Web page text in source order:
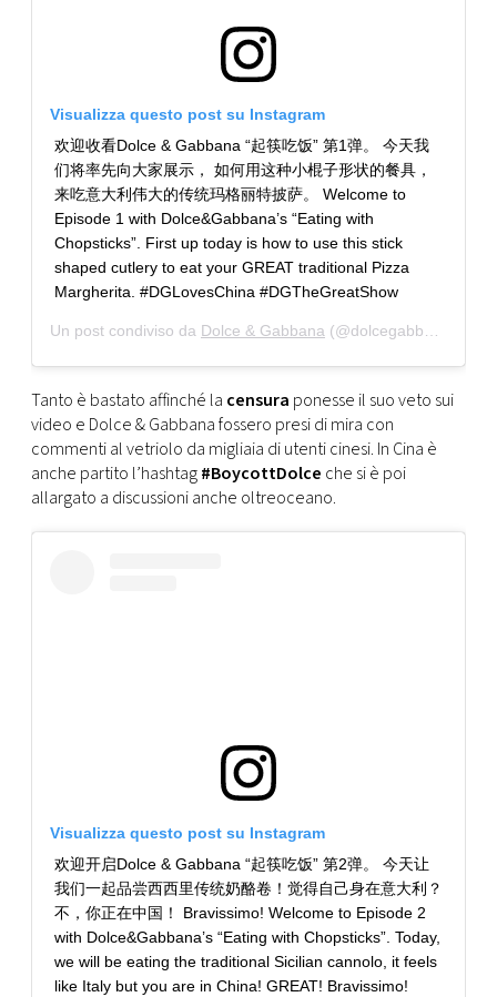
Visualizza questo post su Instagram
欢迎收看Dolce & Gabbana “起筷吃饭” 第1弹。 今天我
们将率先向大家展示， 如何用这种小棍子形状的餐具，
来吃意大利伟大的传统玛格丽特披萨。 Welcome to
Episode 1 with Dolce&Gabbana’s “Eating with
Chopsticks”. First up today is how to use this stick
shaped cutlery to eat your GREAT traditional Pizza
Margherita. #DGLovesChina #DGTheGreatShow
Un post condiviso da Dolce & Gabbana (@dolcegabbana) in data:
Tanto è bastato affinché la censura ponesse il suo veto sui
video e Dolce & Gabbana fossero presi di mira con
commenti al vetriolo da migliaia di utenti cinesi. In Cina è
anche partito l’hashtag#BoycottDolce che si è poi
allargato a discussioni anche oltreoceano.
Visualizza questo post su Instagram
欢迎开启Dolce & Gabbana “起筷吃饭” 第2弹。 今天让
我们一起品尝西西里传统奶酪卷！觉得自己身在意大利？
不，你正在中国！ Bravissimo! Welcome to Episode 2
with Dolce&Gabbana’s “Eating with Chopsticks”. Today,
we will be eating the traditional Sicilian cannolo, it feels
like Italy but you are in China! GREAT! Bravissimo!